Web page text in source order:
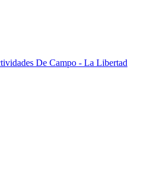
De Campo - La Libertad